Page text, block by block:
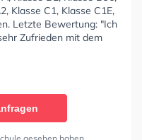
Klasse C1, Klasse C1E,
Letzte Bewertung: "Ich
Zufrieden mit dem